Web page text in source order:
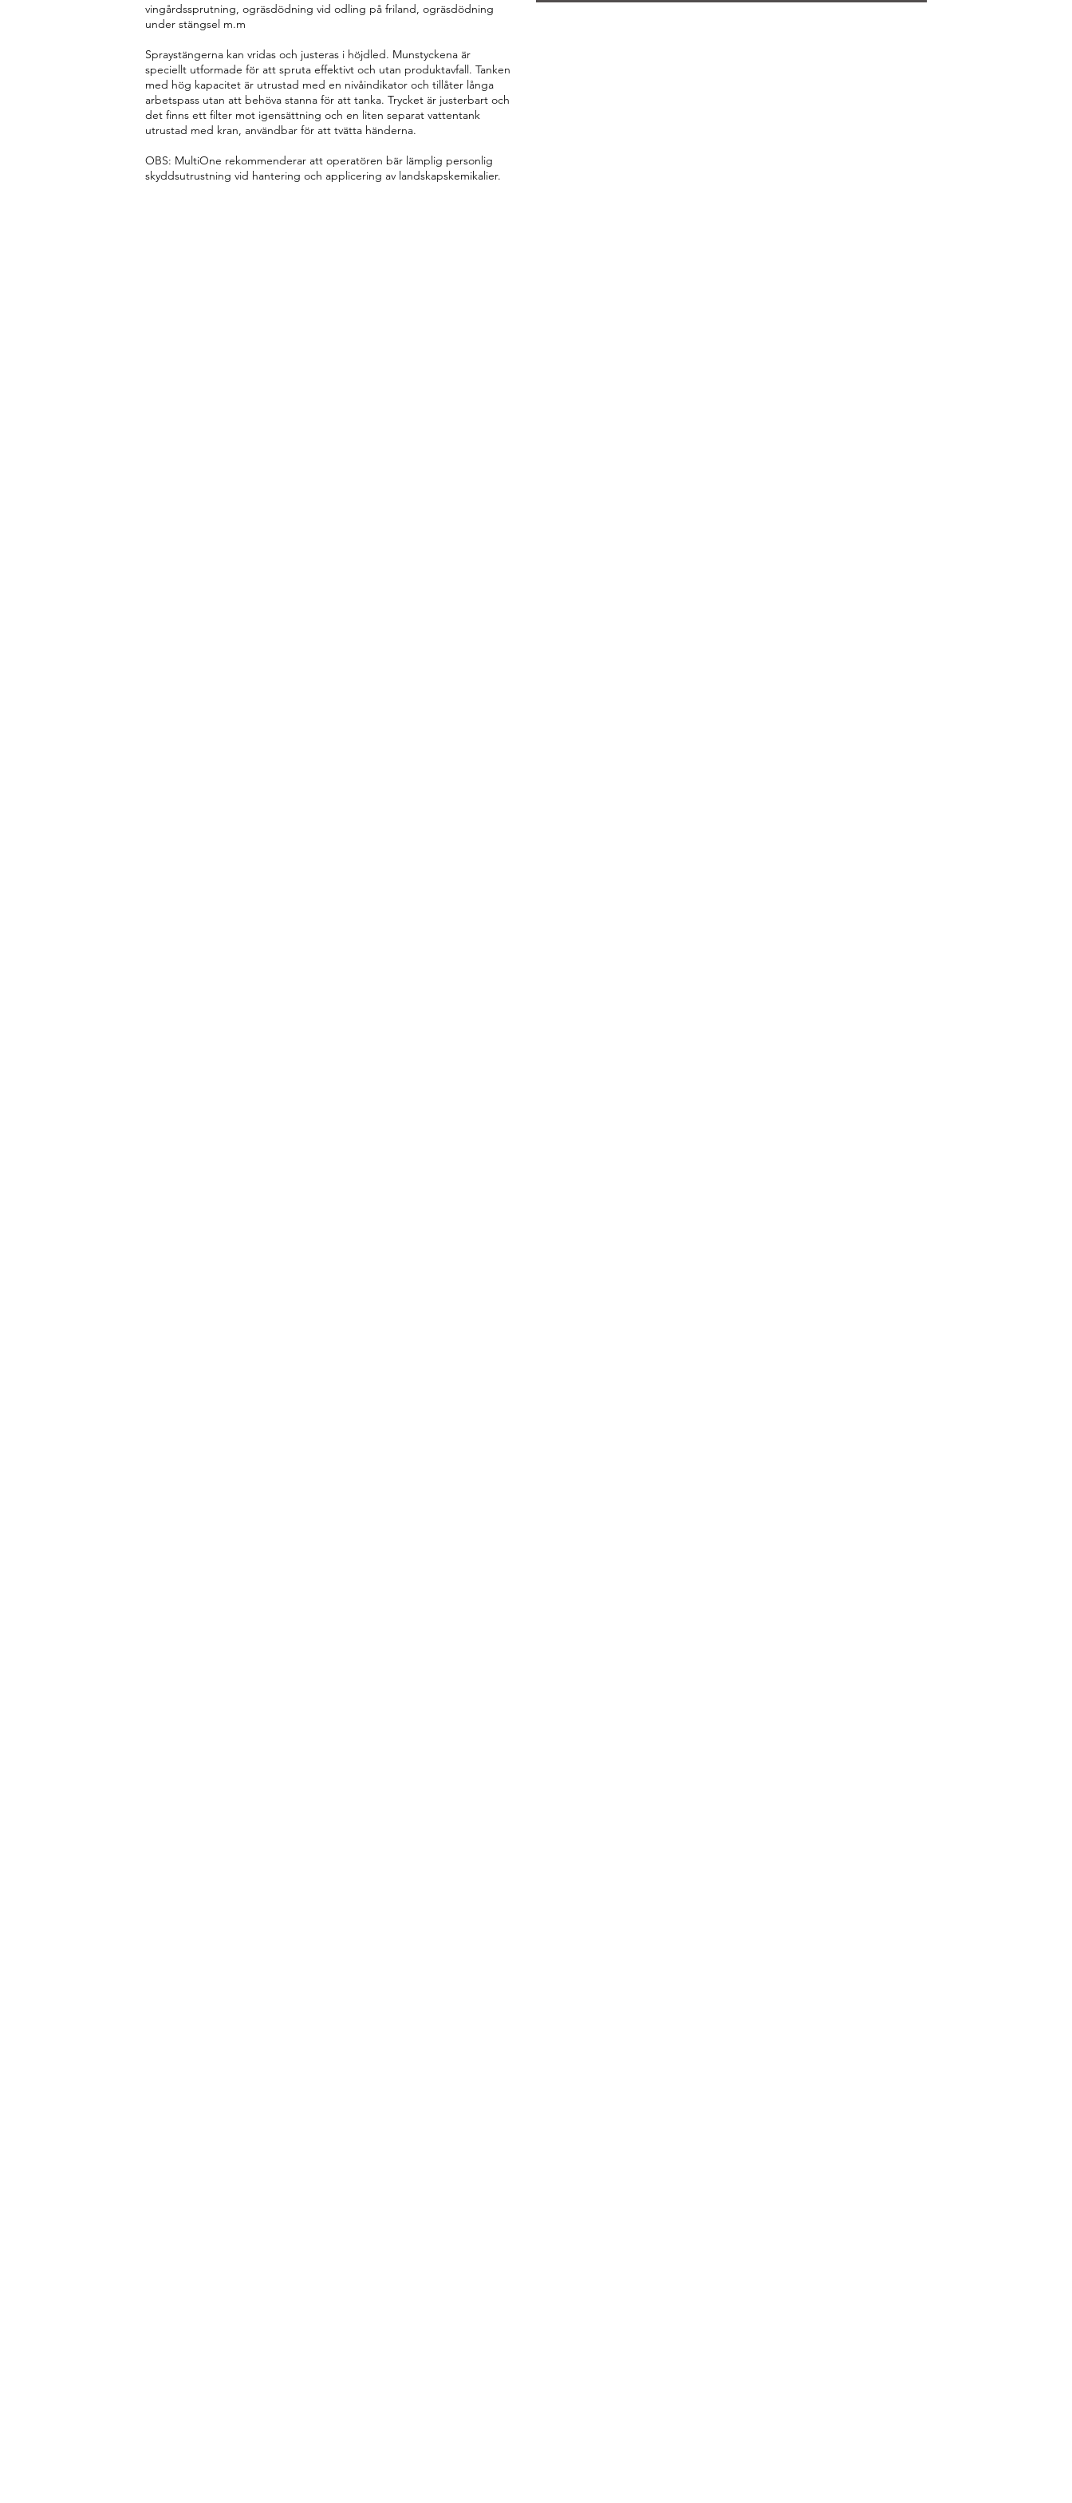
vingårdssprutning, ogräsdödning vid odling på friland, ogräsdödning
under stängsel m.m
Spraystängerna kan vridas och justeras i höjdled. Munstyckena är
speciellt utformade för att spruta effektivt och utan produktavfall. Tanken
med hög kapacitet är utrustad med en nivåindikator och tillåter långa
arbetspass utan att behöva stanna för att tanka. Trycket är justerbart och
det finns ett filter mot igensättning och en liten separat vattentank
utrustad med kran, användbar för att tvätta händerna.
OBS: MultiOne rekommenderar att operatören bär lämplig personlig
skyddsutrustning vid hantering och applicering av landskapskemikalier.